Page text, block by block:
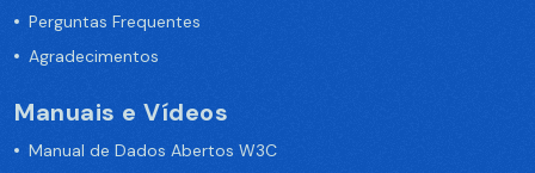
Perguntas Frequentes
Agradecimentos
Manuais e Vídeos
Manual de Dados Abertos W3C